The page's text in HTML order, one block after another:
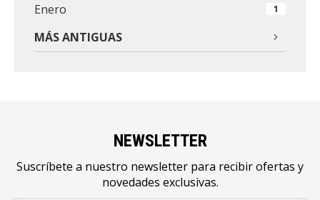
Enero 1
MÁS ANTIGUAS
NEWSLETTER
Suscríbete a nuestro newsletter para recibir ofertas y
novedades exclusivas.